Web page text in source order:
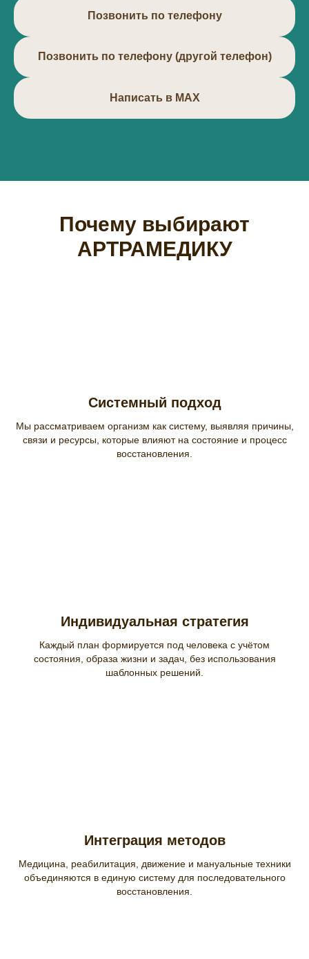
Позвонить по телефону
Позвонить по телефону (другой телефон)
Написать в МАХ
Почему выбирают
АРТРАМЕДИКУ
Системный подход
Мы рассматриваем организм как систему, выявляя причины,
связи и ресурсы, которые влияют на состояние и процесс
восстановления.
Индивидуальная стратегия
Каждый план формируется под человека с учётом
состояния, образа жизни и задач, без использования
шаблонных решений.
Интеграция методов
Медицина, реабилитация, движение и мануальные техники
объединяются в единую систему для последовательного
восстановления.